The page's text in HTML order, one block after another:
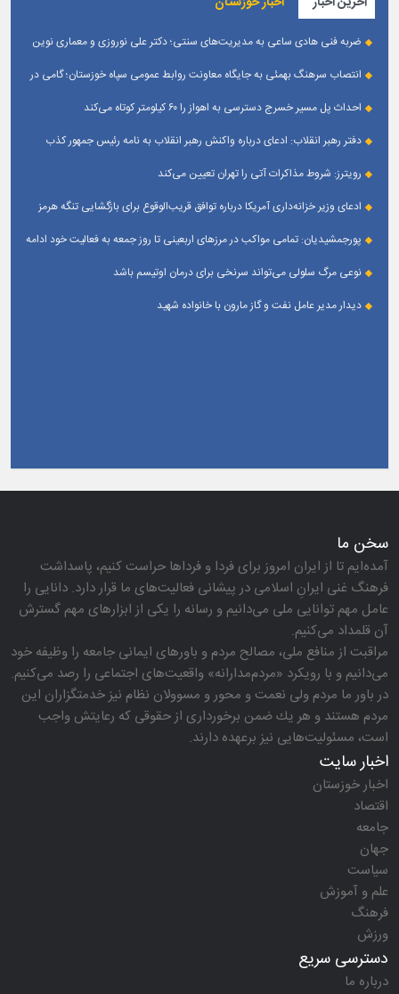
ضربه فنی هادی ساعی به مدیریت‌های سنتی؛ دکتر علی نوروزی و معماری نوین
انتصاب سرهنگ بهمئی به جایگاه معاونت روابط عمومی سپاه خوزستان؛ گامی در
احداث پل مسیر خسرج دسترسی به اهواز را ۶۰ کیلومتر کوتاه می‌کند
دفتر رهبر انقلاب: ادعای درباره واکنش رهبر انقلاب به نامه رئیس جمهور کذب
رویترز: شروط مذاکرات آتی را تهران تعیین می‌کند
ادعای وزیر خزانه‌داری آمریکا درباره توافق قریب‌الوقوع برای بازگشایی تنگه هرمز
پورجمشیدیان: تمامی مواکب در مرزهای اربعینی تا روز جمعه به فعالیت خود ادامه
نوعی مرگ سلولی می‌تواند سرنخی برای درمان اوتیسم باشد
دیدار مدیر عامل نفت و گاز مارون با خانواده شهید
سخن ما
آمده‌ایم تا از ایران امروز برای فردا و فرداها حراست كنیم، پاسداشت
فرهنگ غنی ایرانِ اسلامی در پیشانی فعالیت‌های ما قرار دارد. دانایی را
عامل مهم توانایی ملی می‌دانیم و رسانه را یكی از ابزارهای مهم گسترش
آن قلمداد می‌كنیم.
مراقبت از منافع ملی، مصالح مردم و باورهای ایمانی جامعه را وظیفه خود
می‌دانیم و با رویكرد «مردم‌مدارانه‌» واقعیت‌های اجتماعی را رصد می‌كنیم.
در باور ما مردم ولی نعمت و محور و مسوولان نظام نیز خدمتگزاران این
مردم هستند و هر یك ضمن برخورداری از حقوقی كه رعایتش واجب
است، مسئولیت‌هایی نیز برعهده دارند.
اخبار سایت
اخبار خوزستان
اقتصاد
جامعه
جهان
سیاست
علم و آموزش
فرهنگ
ورزش
دسترسی سریع
درباره ما